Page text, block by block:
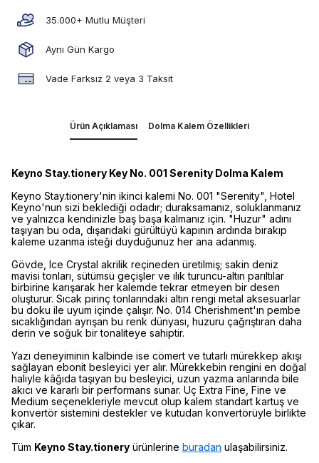
35.000+ Mutlu Müşteri
Aynı Gün Kargo
Vade Farksız 2 veya 3 Taksit
Ürün Açıklaması Dolma Kalem Özellikleri
Keyno Stay.tionery Key No. 001 Serenity Dolma Kalem
Keyno Stay.tionery'nin ikinci kalemi No. 001 "Serenity", Hotel
Keyno'nun sizi beklediği odadır; duraksamanız, soluklanmanız
ve yalnızca kendinizle baş başa kalmanız için. "Huzur" adını
taşıyan bu oda, dışarıdaki gürültüyü kapının ardında bırakıp
kaleme uzanma isteği duyduğunuz her ana adanmış.
Gövde, Ice Crystal akrilik reçineden üretilmiş; sakin deniz
mavisi tonları, sütümsü geçişler ve ılık turuncu-altın parıltılar
birbirine karışarak her kalemde tekrar etmeyen bir desen
oluşturur. Sıcak pirinç tonlarındaki altın rengi metal aksesuarlar
bu doku ile uyum içinde çalışır. No. 014 Cherishment'ın pembe
sıcaklığından ayrışan bu renk dünyası, huzuru çağrıştıran daha
derin ve soğuk bir tonaliteye sahiptir.
Yazı deneyiminin kalbinde ise cömert ve tutarlı mürekkep akışı
sağlayan ebonit besleyici yer alır. Mürekkebin rengini en doğal
haliyle kâğıda taşıyan bu besleyici, uzun yazma anlarında bile
akıcı ve kararlı bir performans sunar. Uç Extra Fine, Fine ve
Medium seçenekleriyle mevcut olup kalem standart kartuş ve
konvertör sistemini destekler ve kutudan konvertörüyle birlikte
çıkar.
Tüm Keyno Stay.tionery ürünlerine buradan ulaşabilirsiniz.